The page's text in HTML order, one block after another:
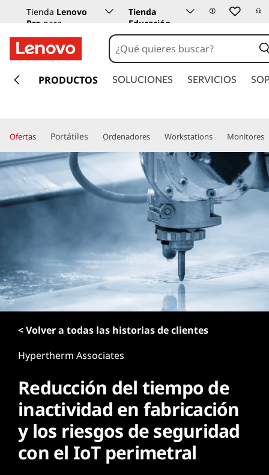
Tienda Lenovo
Pro para
empresas
Tienda
Educación
Lenovo
o
t
i
n
c
i
PRODUCTOS SOLUCIONES SERVICIOS
Ofertas Portátiles Ordenadores Workstations Monitores
< Volver a todas las historias de clientes
Hypertherm Associates
Reducción del tiempo de
inactividad en fabricación
y los riesgos de seguridad
con el IoT perimetral